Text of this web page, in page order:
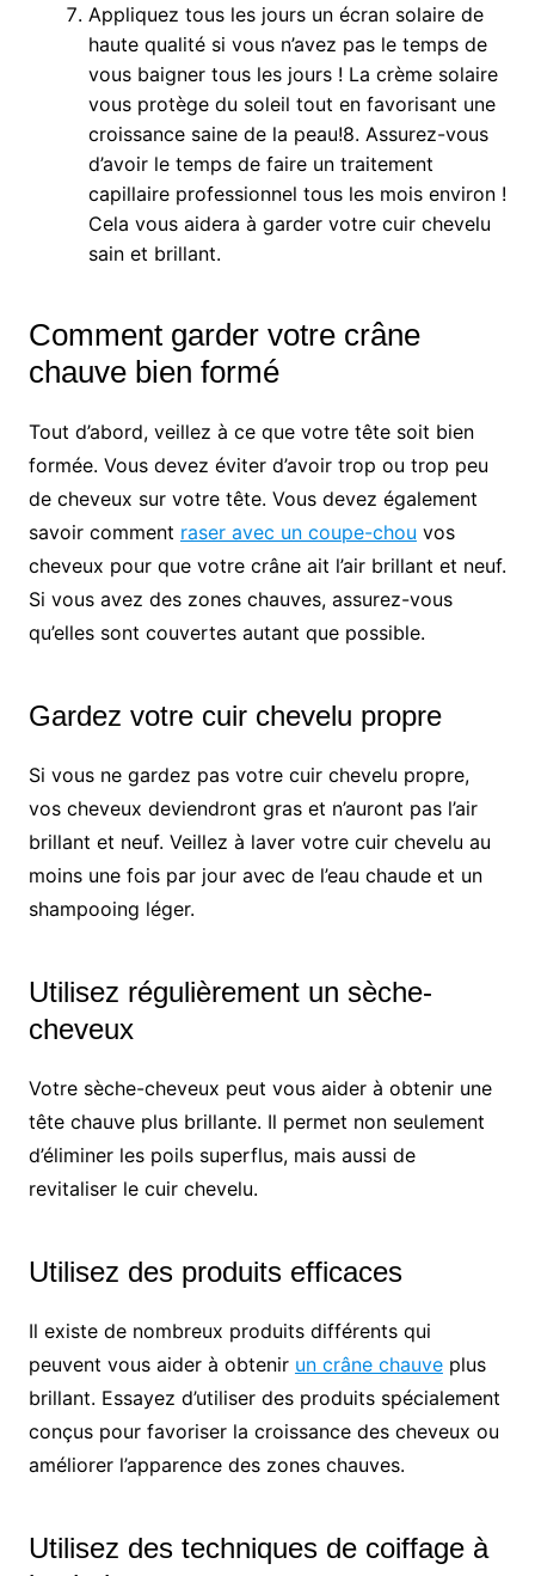
Appliquez tous les jours un écran solaire de
haute qualité si vous n’avez pas le temps de
vous baigner tous les jours ! La crème solaire
vous protège du soleil tout en favorisant une
croissance saine de la peau!8. Assurez-vous
d’avoir le temps de faire un traitement
capillaire professionnel tous les mois environ !
Cela vous aidera à garder votre cuir chevelu
sain et brillant.
Comment garder votre crâne
chauve bien formé
Tout d’abord, veillez à ce que votre tête soit bien
formée. Vous devez éviter d’avoir trop ou trop peu
de cheveux sur votre tête. Vous devez également
savoir comment raser avec un coupe-chou vos
cheveux pour que votre crâne ait l’air brillant et neuf.
Si vous avez des zones chauves, assurez-vous
qu’elles sont couvertes autant que possible.
Gardez votre cuir chevelu propre
Si vous ne gardez pas votre cuir chevelu propre,
vos cheveux deviendront gras et n’auront pas l’air
brillant et neuf. Veillez à laver votre cuir chevelu au
moins une fois par jour avec de l’eau chaude et un
shampooing léger.
Utilisez régulièrement un sèche-
cheveux
Votre sèche-cheveux peut vous aider à obtenir une
tête chauve plus brillante. Il permet non seulement
d’éliminer les poils superflus, mais aussi de
revitaliser le cuir chevelu.
Utilisez des produits efficaces
Il existe de nombreux produits différents qui
peuvent vous aider à obtenir un crâne chauveplus
brillant. Essayez d’utiliser des produits spécialement
conçus pour favoriser la croissance des cheveux ou
améliorer l’apparence des zones chauves.
Utilisez des techniques de coiffage à